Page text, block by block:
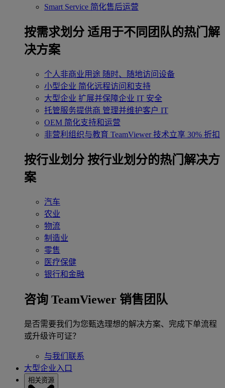
Smart Service 简化售后运营
按需求划分 适用于不同团队的热门解
决方案
个人非商业用途 随时、随地访问设备
小型企业 简化远程访问和支持
大型企业 扩展并保障企业 IT 安全
托管服务提供商 管理并维护客户 IT
OEM 简化支持和运营
非营利组织与教育 TeamViewer 技术立享 30% 折扣
‌按行业划分 按行业划分的热门解决方
案
汽车
农业
物流
制造业
零售
医疗保健
银行和金融
咨询 TeamViewer 销售团队
是否需要我们为您甄选理想的解决方案、完成下单流程
或升级许可证？
与我们联系
大型企业入口
相关资源